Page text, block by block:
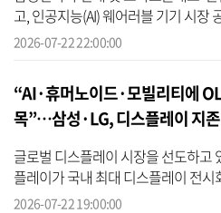
고, 인공지능(AI) 웨어러블 기기 시장
(현지시간) 런던에서 열린 ‘갤럭시 언
2026-07-22 22:00:00
“AI·휴머노이드·모빌리티에
목”…삼성·LG, 디스플레이 지
글로벌 디스플레이 시장을 선도하고
플레이가 국내 최대 디스플레이 전
오드(OLED) 기술을 전격 공개했다.
2026-07-22 19:00:00